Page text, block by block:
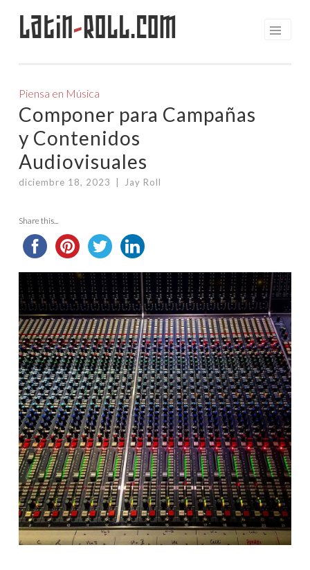
Saltar
Latin-Roll.com
Piensa en Música
Componer para Campañas
y Contenidos
Audiovisuales
diciembre 18, 2023 Jay Roll
Share this...